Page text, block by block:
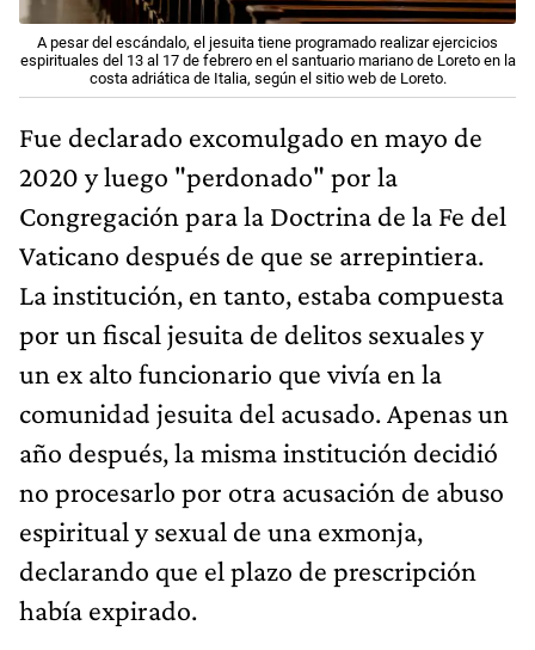
A pesar del escándalo, el jesuita tiene programado realizar ejercicios
espirituales del 13 al 17 de febrero en el santuario mariano de Loreto en la
costa adriática de Italia, según el sitio web de Loreto.
Fue declarado excomulgado en mayo de
2020 y luego "perdonado" por la
Congregación para la Doctrina de la Fe del
Vaticano después de que se arrepintiera.
La institución, en tanto, estaba compuesta
por un fiscal jesuita de delitos sexuales y
un ex alto funcionario que vivía en la
comunidad jesuita del acusado. Apenas un
año después, la misma institución decidió
no procesarlo por otra acusación de abuso
espiritual y sexual de una exmonja,
declarando que el plazo de prescripción
había expirado.